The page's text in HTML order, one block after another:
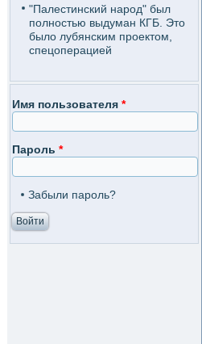
"Палестинский народ" был
полностью выдуман КГБ. Это
было лубянским проектом,
спецоперацией
Имя пользователя *
Пароль *
Забыли пароль?